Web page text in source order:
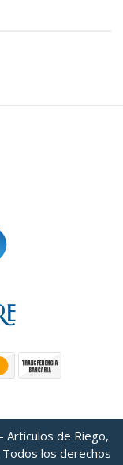
Articulos de Riego,
los derechos